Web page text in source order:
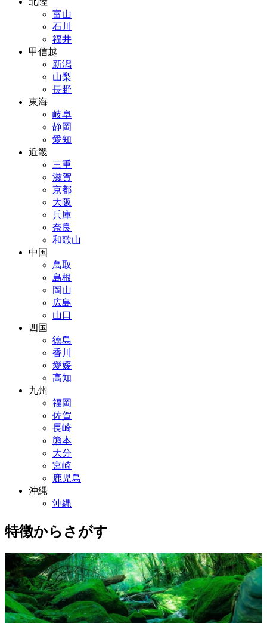
富山
石川
福井
甲信越
新潟
山梨
長野
東海
岐阜
静岡
愛知
近畿
三重
滋賀
京都
大阪
兵庫
奈良
和歌山
中国
鳥取
島根
岡山
広島
山口
四国
徳島
香川
愛媛
高知
九州
福岡
佐賀
長崎
熊本
大分
宮崎
鹿児島
沖縄
沖縄
特徴からさがす